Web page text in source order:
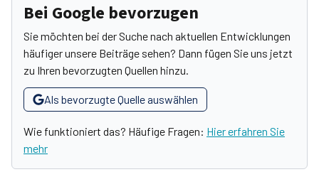
Bei Google bevorzugen
Sie möchten bei der Suche nach aktuellen Entwicklungen
häufiger unsere Beiträge sehen? Dann fügen Sie uns jetzt
zu Ihren bevorzugten Quellen hinzu.
Als bevorzugte Quelle auswählen
Wie funktioniert das? Häufige Fragen: Hier erfahren Sie
mehr